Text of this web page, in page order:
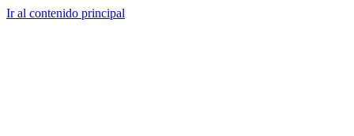
Ir al contenido principal